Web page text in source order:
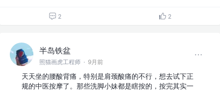
2 2
半岛铁盆
照猫画虎工程师 · 9月前
天天坐的腰酸背痛，特别是肩颈酸痛的不行，想去试下正
规的中医按摩了。那些洗脚小妹都是瞎按的，按完其实一